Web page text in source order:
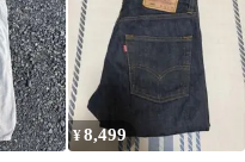
¥8,499